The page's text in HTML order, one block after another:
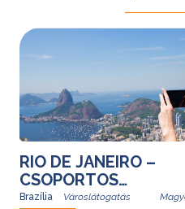
RIO DE JANEIRO –
CSOPORTOS
VÁROSLÁTOGATÁS
Brazília